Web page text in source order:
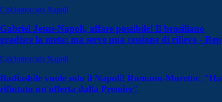
Calciomercato Napoli
Gabriel Jesus-Napoli, affare possibile! Il brasiliano
gradisce la meta: ma serve una cessione di rilievo - Rep
Calciomercato Napoli
Badiashile vuole solo il Napoli! Romano-Moretto: "Ha
rifiutato un'offerta dalla Premier"